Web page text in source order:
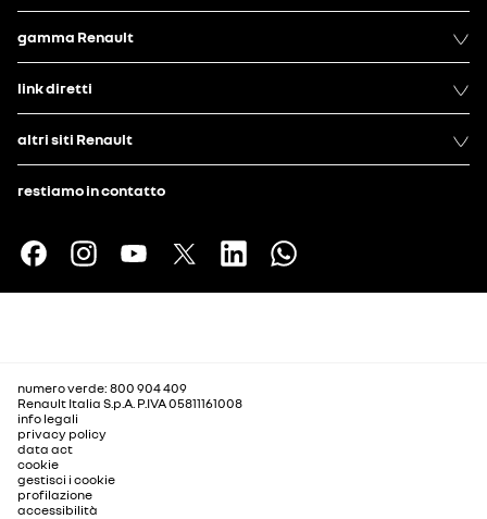
gamma Renault
link diretti
altri siti Renault
restiamo in contatto
numero verde: 800 904 409
Renault Italia S.p.A. P.IVA 05811161008
info legali
privacy policy
data act
cookie
gestisci i cookie
profilazione
accessibilità